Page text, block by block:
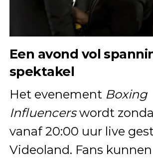
Een avond vol
spektakel
Het evenement Boxing
Influencerswordt
vanaf 20:00 uur live
Videoland. Fans